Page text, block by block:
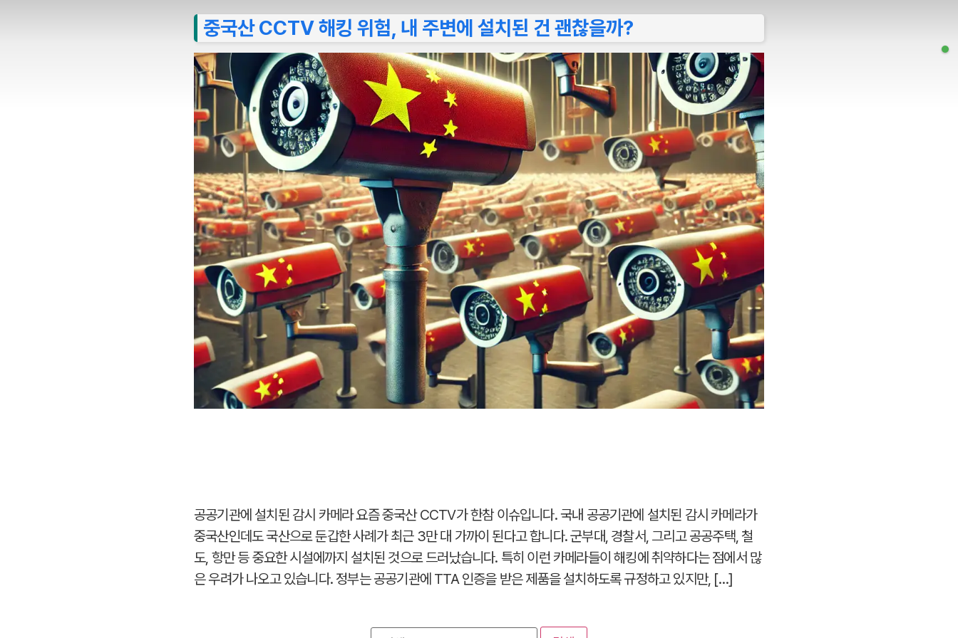
중국산 CCTV 해킹 위험, 내 주변에 설치된 건 괜찮을까?
공공기관에 설치된 감시 카메라 요즘 중국산 CCTV가 한참 이슈입니다. 국내 공공기관에 설치된 감시 카메라가
중국산인데도 국산으로 둔갑한 사례가 최근 3만 대 가까이 된다고 합니다. 군부대, 경찰서, 그리고 공공주택, 철
도, 항만 등 중요한 시설에까지 설치된 것으로 드러났습니다. 특히 이런 카메라들이 해킹에 취약하다는 점에서 많
은 우려가 나오고 있습니다. 정부는 공공기관에 TTA 인증을 받은 제품을 설치하도록 규정하고 있지만, […]
검